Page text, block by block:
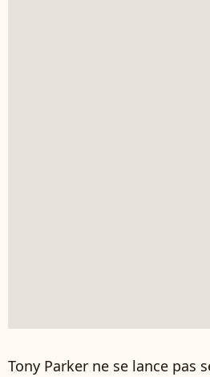
Tony Parker ne se lance pas